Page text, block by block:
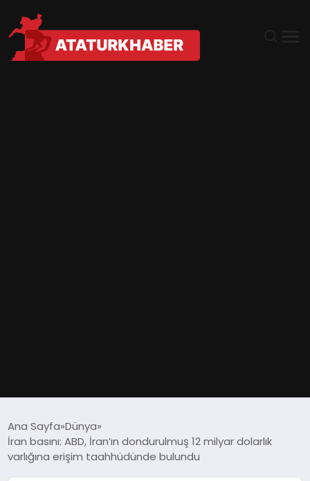
DÜNYA
Ana Sayfa Dünya
İran basını: ABD, İran’ın dondurulmuş 12 milyar dolarlık
varlığına erişim taahhüdünde bulundu